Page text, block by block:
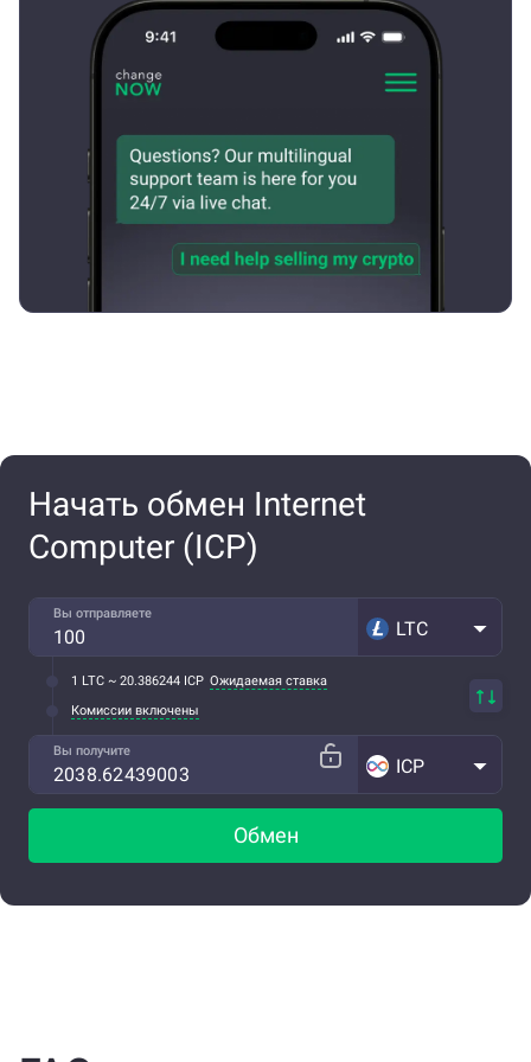
Начать обмен Internet
Computer (ICP)
Вы отправляете
LTC
1 LTC ~ 20.386244 ICP Ожидаемая ставка
Комиссии включены
Вы получите
ICP
Обмен